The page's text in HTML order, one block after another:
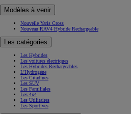
Modèles à venir
Nouvelle Yaris Cross
Nouveau RAV4 Hybride Rechargeable
Les catégories
Les Hybrides
Les voitures électriques
Les Hybrides Rechargeables
L'Hydrogène
Les Citadines
Les SUV
Les Familiales
Les 4x4
Les Utilitaires
Les Sportives